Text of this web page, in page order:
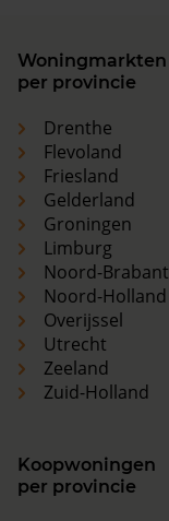
Woningmarkten
per provincie
Drenthe
Flevoland
Friesland
Gelderland
Groningen
Limburg
Noord-Brabant
Noord-Holland
Overijssel
Utrecht
Zeeland
Zuid-Holland
Koopwoningen
per provincie